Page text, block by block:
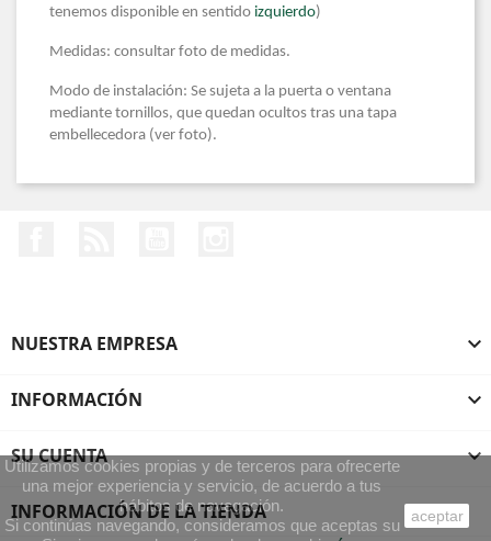
tenemos disponible en sentido izquierdo)
Medidas: consultar foto de medidas.
Modo de instalación: Se sujeta a la puerta o ventana
mediante tornillos, que quedan ocultos tras una tapa
embellecedora (ver foto).
NUESTRA EMPRESA 
INFORMACIÓN 
SU CUENTA 
INFORMACIÓN DE LA TIENDA
Utilizamos cookies propias y de terceros para ofrecerte
una mejor experiencia y servicio, de acuerdo a tus
hábitos de navegación.
Si continúas navegando, consideramos que aceptas su
aceptar